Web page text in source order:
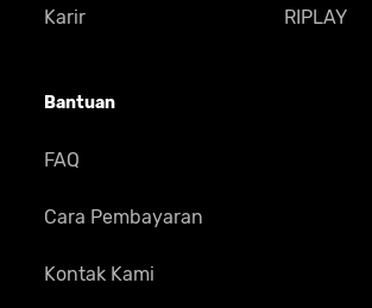
Karir
Bantuan
FAQ
Cara Pembayaran
Kontak Kami
RIPLAY